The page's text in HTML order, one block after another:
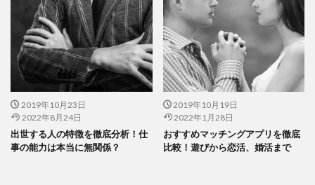
2019年10月23日
2022年8月24日
出世する人の特徴を徹底分析！仕
事の能力は本当に無関係？
2019年10月19日
2022年1月28日
おすすめマッチングアプリを徹底
比較！遊びから恋活、婚活まで